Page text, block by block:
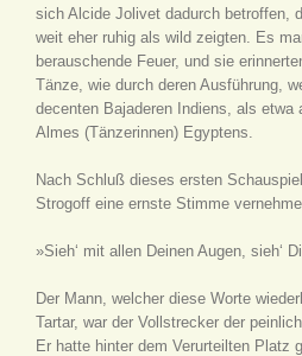
sich Alcide Jolivet dadurch betroffen,
weit eher ruhig als wild zeigten. Es
berauschende Feuer, und sie
Tänze, wie durch deren Ausführung,
decenten Bajaderen Indiens, als etwa
Almes (Tänzerinnen) Egyptens.
Nach Schluß dieses ersten
Strogoff eine ernste Stimme
»Sieh‘ mit allen Deinen Augen, sieh‘
Der Mann, welcher diese Worte
Tartar, war der Vollstrecker der
Er hatte hinter dem Verurteilten Platz